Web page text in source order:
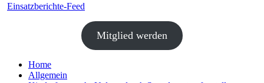
Einsatzberichte-Feed
Mitglied werden
Home
Allgemein